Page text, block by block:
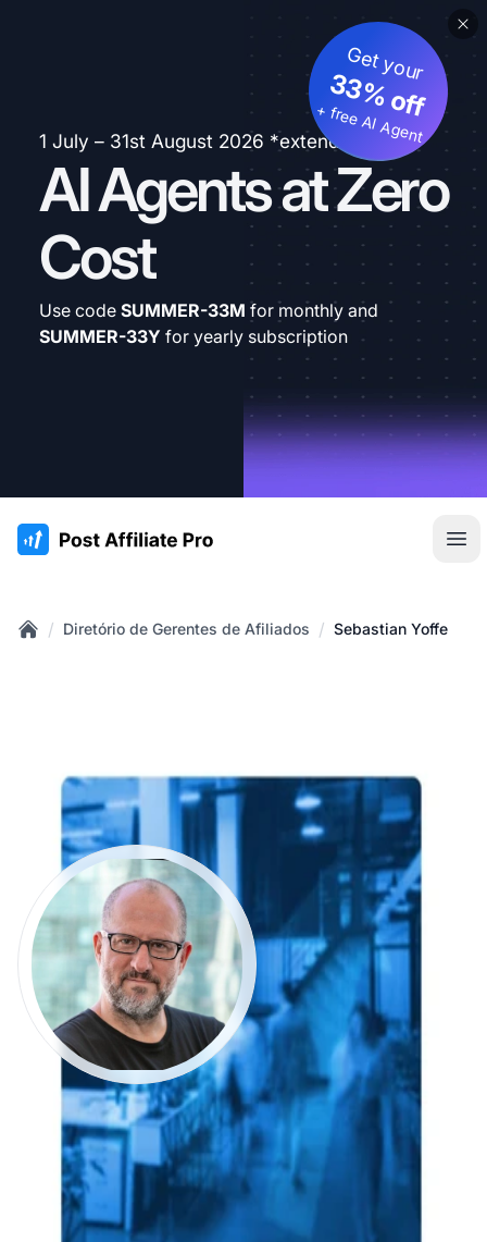
1 July – 31st August 2026 *extended
AI Agents at Zero
Cost
Get your
33% off
+ free AI Agent
Use code SUMMER-33M for monthly and
SUMMER-33Y for yearly subscription
:site.title
/ Diretório de Gerentes de Afiliados / Sebastian Yoffe